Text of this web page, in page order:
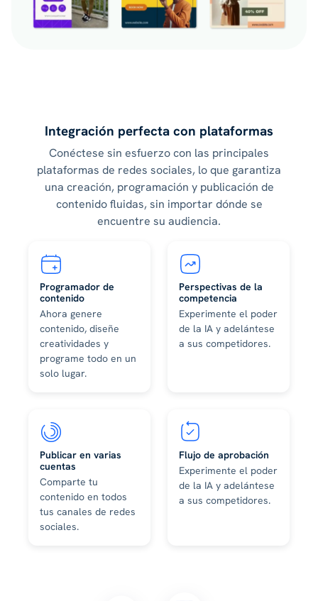
Integración perfecta con plataformas
Conéctese sin esfuerzo con las principales
plataformas de redes sociales, lo que garantiza
una creación, programación y publicación de
contenido fluidas, sin importar dónde se
encuentre su audiencia.
Programador de
contenido
Ahora genere
contenido, diseñe
creatividades y
programe todo en un
solo lugar.
Perspectivas de la
competencia
Experimente el poder
de la IA y adelántese
a sus competidores.
Publicar en varias
cuentas
Comparte tu
contenido en todos
tus canales de redes
sociales.
Flujo de aprobación
Experimente el poder
de la IA y adelántese
a sus competidores.